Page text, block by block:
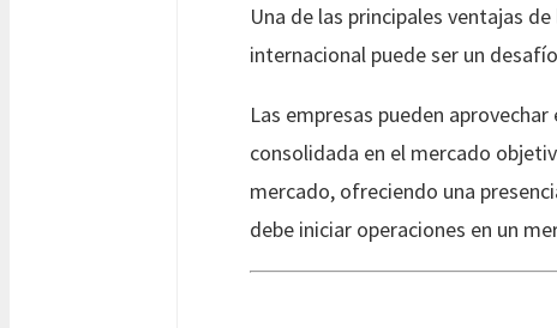
Una de las principales ventajas
internacional puede ser un
Las empresas pueden
consolidada en el mercado
mercado, ofreciendo una
debe iniciar operaciones en un